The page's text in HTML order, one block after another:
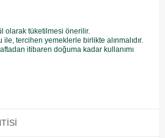
olarak tüketilmesi önerilir.
ile, tercihen yemeklerle birlikte alınmalıdır.
itibaren doğuma kadar kullanımı